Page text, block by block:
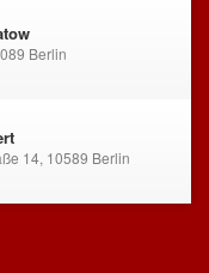
Berlin
14, 10589 Berlin